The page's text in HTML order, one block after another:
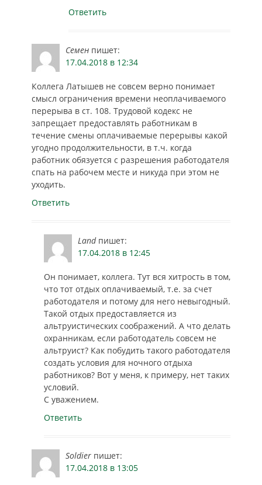
Ответить
Семен пишет:
17.04.2018 в 12:34
Коллега Латышев не совсем верно понимает
смысл ограничения времени неоплачиваемого
перерыва в ст. 108. Трудовой кодекс не
запрещает предоставлять работникам в
течение смены оплачиваемые перерывы какой
угодно продолжительности, в т.ч. когда
работник обязуется с разрешения работодателя
спать на рабочем месте и никуда при этом не
уходить.
Ответить
Land пишет:
17.04.2018 в 12:45
Он понимает, коллега. Тут вся хитрость в том,
что тот отдых оплачиваемый, т.е. за счет
работодателя и потому для него невыгодный.
Такой отдых предоставляется из
альтруистических соображений. А что делать
охранникам, если работодатель совсем не
альтруист? Как побудить такого работодателя
создать условия для ночного отдыха
работников? Вот у меня, к примеру, нет таких
условий.
С уважением.
Ответить
Soldier пишет:
17.04.2018 в 13:05